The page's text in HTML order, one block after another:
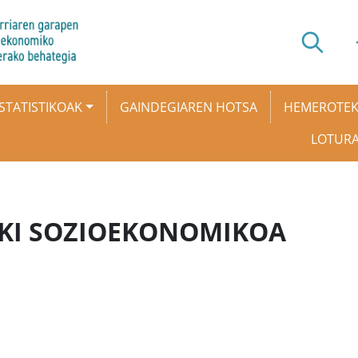
GAINDEGIAREN HOTSA
SOZIOEKONOMIKOA